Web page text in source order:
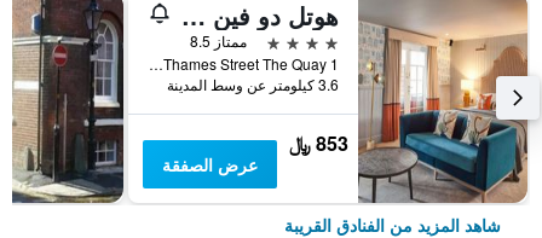
هوتل دو فين آند بيسترو بول
4 نجوم
ممتاز 8.5
1 Thames Street The Quay, بول, المملكة المتحدة
3.6 كيلومتر عن وسط المدينة
853 ﷼
عرض الصفقة
شاهد المزيد من الفنادق القريبة